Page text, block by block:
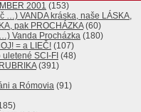
2001 (153)
…) VANDA kráska, naše LÁSKA,
pak PROCHÁZKA(60)
Vanda Procházka (180)
= a LIEČ! (107)
SCI-FI (48)
(391)
a Rómovia (91)